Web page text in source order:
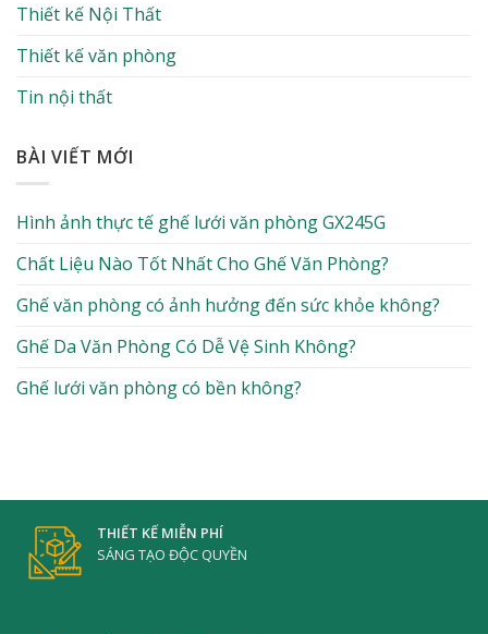
Thiết kế Nội Thất
Thiết kế văn phòng
Tin nội thất
BÀI VIẾT MỚI
Hình ảnh thực tế ghế lưới văn phòng GX245G
Chất Liệu Nào Tốt Nhất Cho Ghế Văn Phòng?
Ghế văn phòng có ảnh hưởng đến sức khỏe không?
Ghế Da Văn Phòng Có Dễ Vệ Sinh Không?
Ghế lưới văn phòng có bền không?
THIẾT KẾ MIỄN PHÍ
SÁNG TẠO ĐỘC QUYỀN